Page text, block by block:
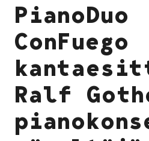
PianoDuo
ConFuego
Ralf